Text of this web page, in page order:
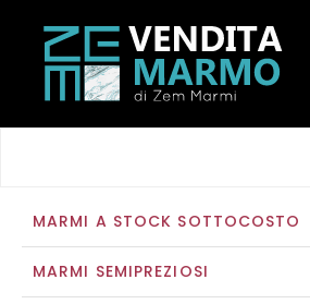
MARMI A STOCK SOTTOCOSTO
MARMI SEMIPREZIOSI